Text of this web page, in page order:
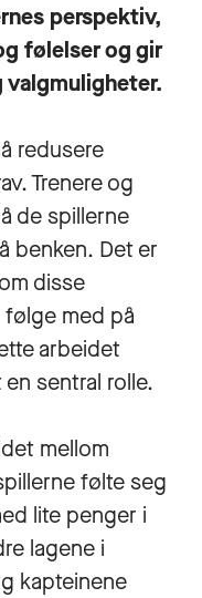
perspektiv,
følelser og gir
redusere
Trenere og
de spillerne
benken. Det er
disse
følge med på
arbeidet
sentral rolle.
mellom
følte seg
lite penger i
lagene i
kapteinene